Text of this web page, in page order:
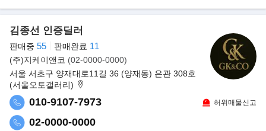
- 신차 출고가 470965,500원
▶자주 묻는 질문
- 인도금만 내면 차량을 가져올 수 있는건가요?
차량 승계시 승계수수료가 발생합니다. 적게는 50만원에서부터 많
게는 150만원까지 발생될 수 있으며 통상적으로 100만원선이라고
생각해주시면 됩니다.
김종선 인증딜러
판매중 55 판매완료 11
(주)지케이앤코 (02-0000-0000)
서울 서초구 양재대로11길 36 (양재동) 은관 308호
(서울오토갤러리)
010-9107-7973
02-0000-0000
허위매물신고